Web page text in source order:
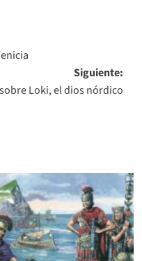
Siguiente:
Loki, el dios nórdico